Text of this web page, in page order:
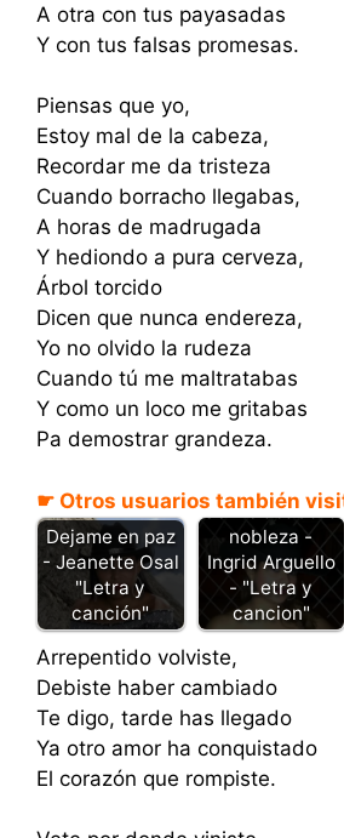
A otra con tus payasadas
Y con tus falsas promesas.
Piensas que yo,
Estoy mal de la cabeza,
Recordar me da tristeza
Cuando borracho llegabas,
A horas de madrugada
Y hediondo a pura cerveza,
Árbol torcido
Dicen que nunca endereza,
Yo no olvido la rudeza
Cuando tú me maltratabas
Y como un loco me gritabas
Pa demostrar grandeza.
☛ Otros usuarios también
Dejame en paz
- Jeanette Osal
"Letra y
canción"
Se me acabo la
nobleza -
Ingrid Arguello
- "Letra y
cancion"
Arrepentido volviste,
Debiste haber cambiado
Te digo, tarde has llegado
Ya otro amor ha conquistado
El corazón que rompiste.